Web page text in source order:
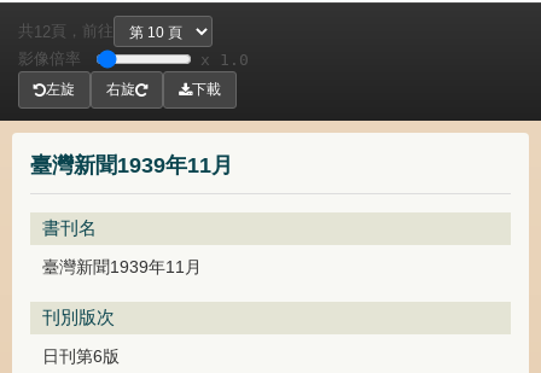
臺灣新聞1939年11月
書刊名
臺灣新聞1939年11月
刊別版次
日刊第6版
共 12頁， 前往
影像倍率
x 1.0
左旋 右旋 下載